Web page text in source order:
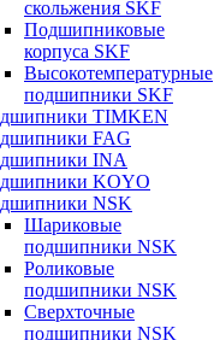
скольжения SKF
Подшипниковые
корпуса SKF
Высокотемпературные
подшипники SKF
TIMKEN
FAG
INA
KOYO
NSK
Шариковые
подшипники NSK
Роликовые
подшипники NSK
Сверхточные
подшипники NSK